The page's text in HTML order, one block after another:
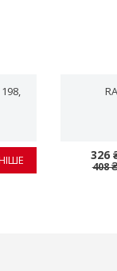
326
408